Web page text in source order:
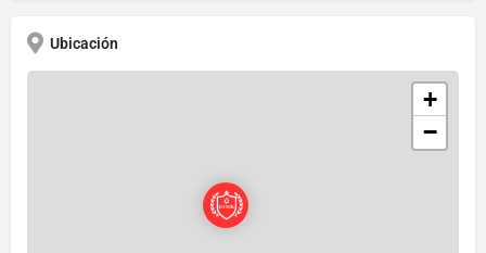
Ubicación
+
−